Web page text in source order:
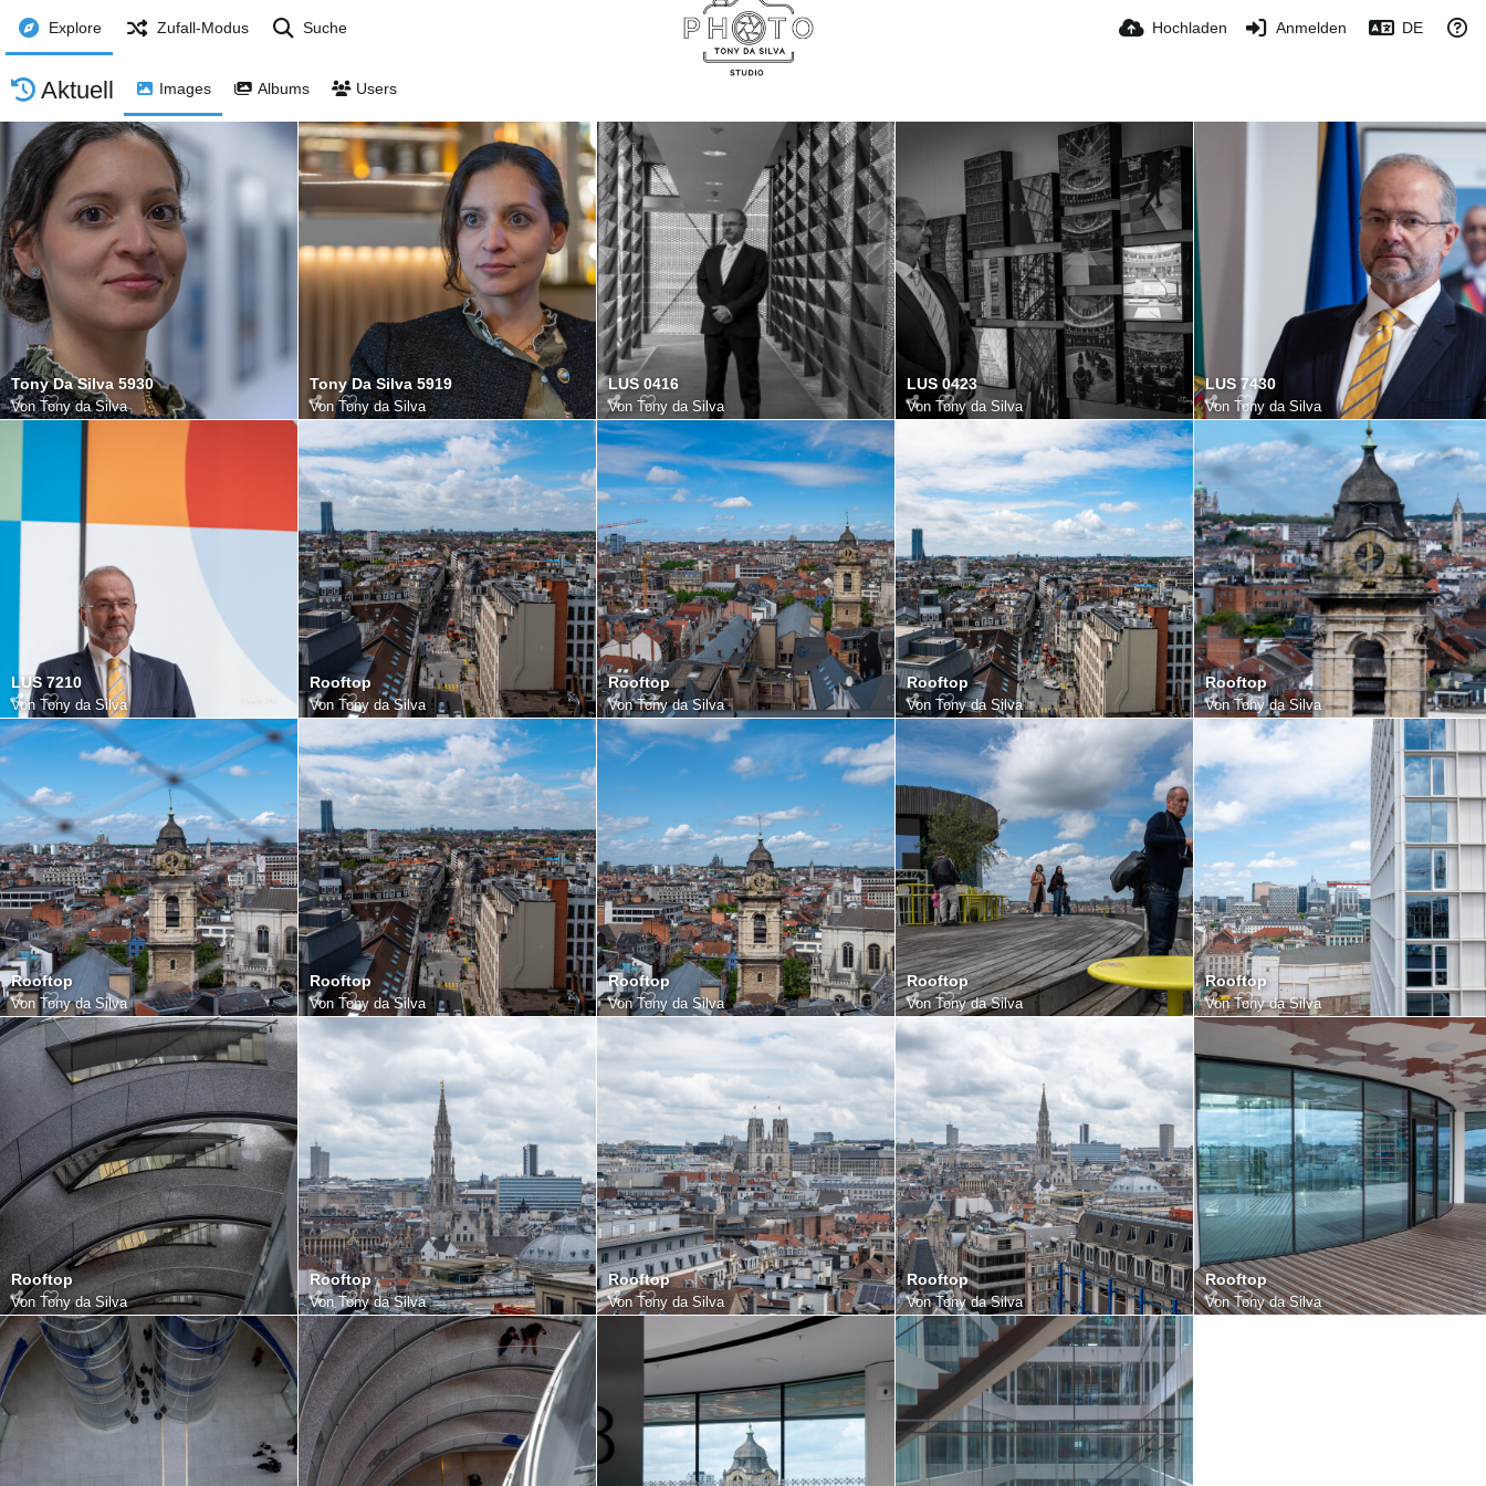
Explore Zufall-Modus Suche Hochladen Anmelden DE
Aktuell Images Albums Users
Tony Da Silva 5930
VonTony da Silva
Tony Da Silva 5919
VonTony da Silva
LUS 0416
Von Tony da Silva
LUS 0423
Von Tony da Silva
LUS 7430
Von Tony da Silva
LUS 7210
VonTony da Silva
Rooftop
VonTony da Silva
Rooftop
VonTony da Silva
Rooftop
Von Tony da Silva
Rooftop
VonTony da Silva
Rooftop
Von Tony da Silva
Rooftop
VonTony da Silva
Rooftop
VonTony da Silva
Rooftop
VonTony da Silva
Rooftop
VonTony da Silva
Rooftop
Von Tony da Silva
Rooftop
VonTony da Silva
Rooftop
VonTony da Silva
Rooftop
VonTony da Silva
Rooftop
VonTony da Silva